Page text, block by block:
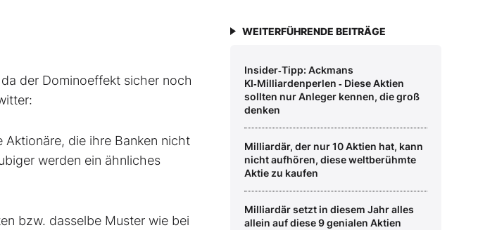
der Dominoeffekt sicher noch
Aktionäre, die ihre Banken nicht
werden ein ähnliches
bzw. dasselbe Muster wie bei
WEITERFÜHRENDE BEITRÄGE
Insider‑Tipp: Ackmans
KI‑Milliardenperlen ‑ Diese Aktien
sollten nur Anleger kennen, die groß
denken
Milliardär, der nur 10 Aktien hat, kann
nicht aufhören, diese weltberühmte
Aktie zu kaufen
Milliardär setzt in diesem Jahr alles
allein auf diese 9 genialen Aktien